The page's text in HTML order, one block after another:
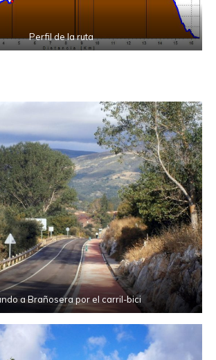
Perfil de la ruta
a Brañosera por el carril-bici